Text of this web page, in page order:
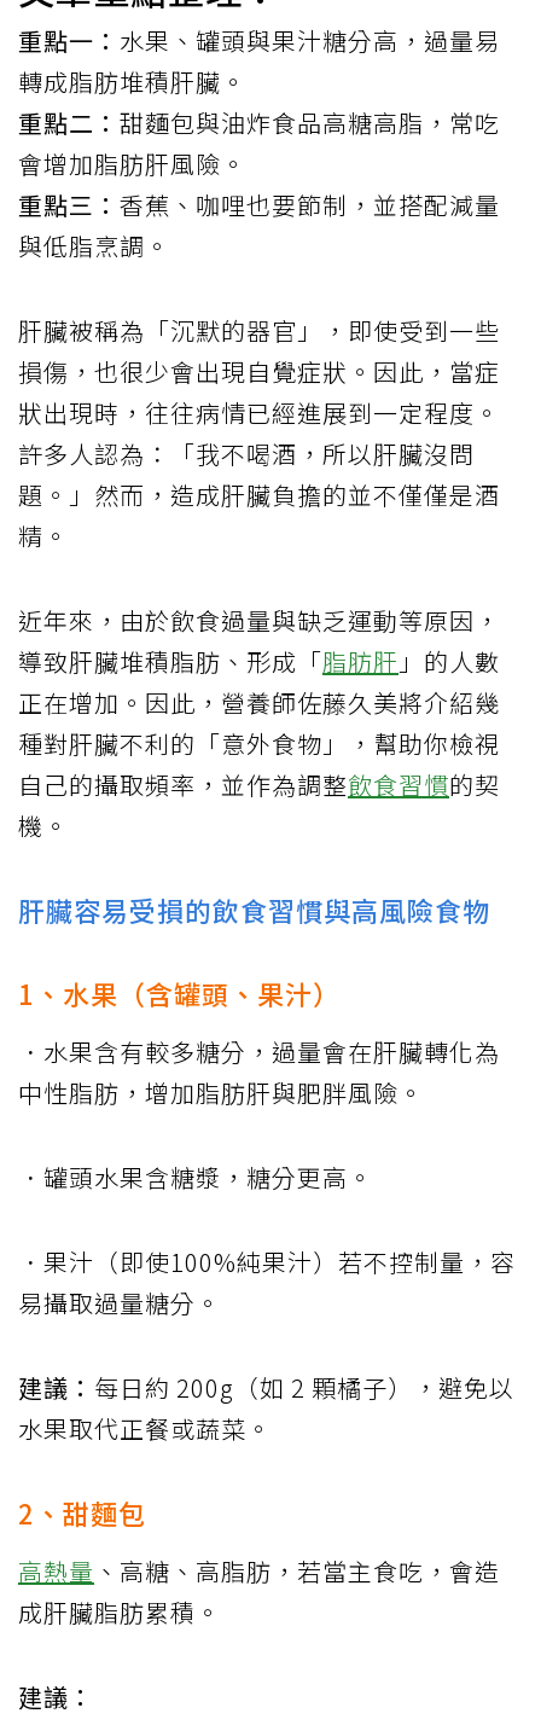
重點一： 水果、罐頭與果汁糖分高，過量易
轉成脂肪堆積肝臟。
重點二： 甜麵包與油炸食品高糖高脂，常吃
會增加脂肪肝風險。
重點三： 香蕉、咖哩也要節制，並搭配減量
與低脂烹調。
肝臟被稱為「沉默的器官」，即使受到一些
損傷，也很少會出現自覺症狀。因此，當症
狀出現時，往往病情已經進展到一定程度。
許多人認為：「我不喝酒，所以肝臟沒問
題。」然而，造成肝臟負擔的並不僅僅是酒
精。
近年來，由於飲食過量與缺乏運動等原因，
導致肝臟堆積脂肪、形成「脂肪肝 」的人數
正在增加。因此，營養師佐藤久美將介紹幾
種對肝臟不利的「意外食物」，幫助你檢視
自己的攝取頻率，並作為調整飲食習慣的契
機。
肝臟容易受損的飲食習慣與高風險食物
1、水果（含罐頭、果汁）
．水果含有較多糖分，過量會在肝臟轉化為
中性脂肪，增加脂肪肝與肥胖風險。
．罐頭水果含糖漿，糖分更高。
．果汁（即使100%純果汁）若不控制量，容
易攝取過量糖分。
建議： 每日約 200g（如 2 顆橘子），避免以
水果取代正餐或蔬菜。
2、甜麵包
高熱量 、高糖、高脂肪，若當主食吃，會造
成肝臟脂肪累積。
建議：